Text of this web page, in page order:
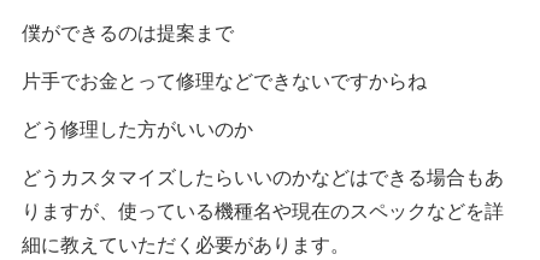
僕ができるのは提案まで
片手でお金とって修理などできないですからね
どう修理した方がいいのか
どうカスタマイズしたらいいのかなどはできる場合もあ
りますが、使っている機種名や現在のスペックなどを詳
細に教えていただく必要があります。